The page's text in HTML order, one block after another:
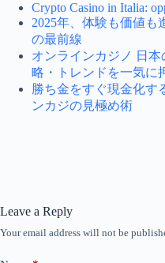
Crypto Casino in Italia:
2025年、体験も価値も
の最前線
オンラインカジノ 日
略・トレンドを一気に
勝ち金をすぐ現金化
ンカジの見極め術
Leave a Reply
Your email address will not be